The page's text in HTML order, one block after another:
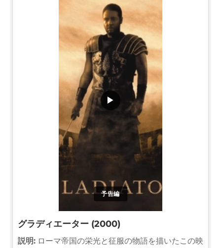
予告編
▶
グラディエーター (2000)
説明: ローマ帝国の栄光と征服の物語を描いたこの映